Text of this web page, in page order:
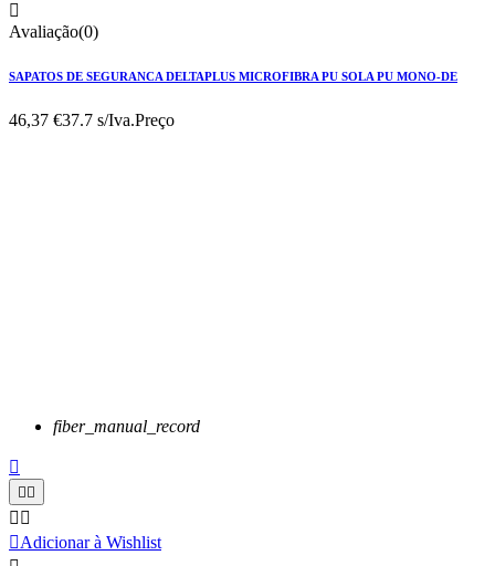

Avaliação(0)
SAPATOS DE SEGURANCA DELTAPLUS MICROFIBRA PU SOLA PU MONO-DE
46,37 €37.7 s/Iva.Preço
fiber_manual_record

 
 
Adicionar à Wishlist